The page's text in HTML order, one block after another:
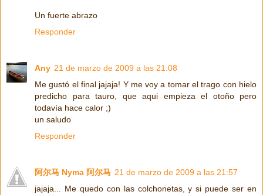
Un fuerte abrazo
Responder
Any 21 de marzo de 2009 a las 21:08
Me gustó el final jajaja! Y me voy a tomar el trago con hielo
predicho para tauro, que aqui empieza el otoño pero
todavía hace calor ;)
un saludo
Responder
阿尔马 Nyma 阿尔马 21 de marzo de 2009 a las 21:57
jajaja... Me quedo con las colchonetas, y si puede ser en